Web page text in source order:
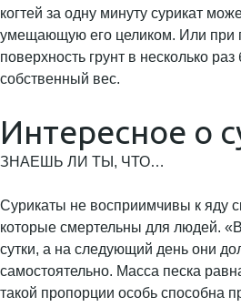
когтей за одну минуту сурикат
умещающую его целиком. Или при
поверхность грунт в несколько
собственный вес.
Интересное о
ЗНАЕШЬ ЛИ ТЫ, ЧТО…
Сурикаты не восприимчивы к яду
которые смертельны для людей.
сутки, а на следующий день они
самостоятельно. Масса песка
такой пропорции особь способна